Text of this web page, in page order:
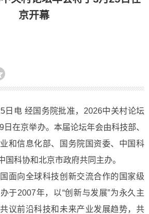
京开幕
电 经国务院批准，2026中关村论坛
在京举办。本届论坛年会由科技部、
和信息化部、国务院国资委、中国科
国科协和北京市政府共同主办。
向全球科技创新交流合作的国家级
于2007年，以“创新与发展”为永久主
议前沿科技和未来产业发展趋势，共